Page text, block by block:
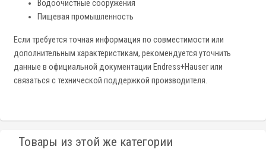
Водоочистные сооружения
Пищевая промышленность
Если требуется точная информация по совместимости или
дополнительным характеристикам, рекомендуется уточнить
данные в официальной документации Endress+Hauser или
связаться с технической поддержкой производителя.
Товары из этой же категории